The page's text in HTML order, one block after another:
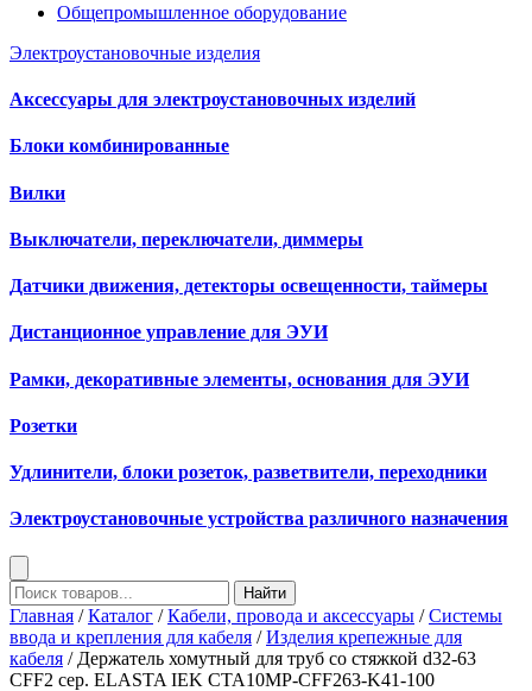
Общепромышленное оборудование
Электроустановочные изделия
Аксессуары для электроустановочных изделий
Блоки комбинированные
Вилки
Выключатели, переключатели, диммеры
Датчики движения, детекторы освещенности, таймеры
Дистанционное управление для ЭУИ
Рамки, декоративные элементы, основания для ЭУИ
Розетки
Удлинители, блоки розеток, разветвители, переходники
Электроустановочные устройства различного назначения
Найти
Главная /Каталог /Кабели, провода и аксессуары /Системы
ввода и крепления для кабеля /Изделия крепежные для
кабеля / Держатель хомутный для труб со стяжкой d32-63
CFF2 сер. ELASTA IEK CTA10MP-CFF263-K41-100